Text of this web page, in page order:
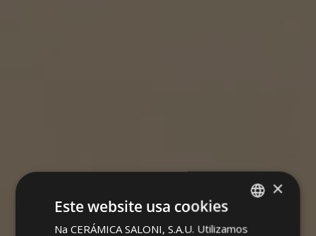
SPANISH
×
Este website usa cookies
Na CERÁMICA SALONI, S.A.U. Utilizamos